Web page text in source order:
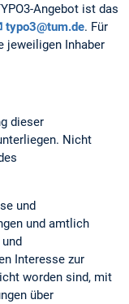
Angebot ist das
typo3@tum.de. Für
jeweiligen Inhaber
dieser
Nicht
und
und amtlich
Interesse zur
worden sind, mit
über